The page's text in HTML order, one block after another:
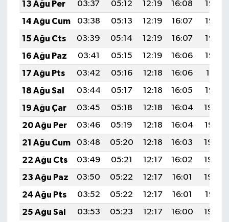
13 Ağu Per
03:37 05:12 12:19 16:08
19:16
14 Ağu Cum
03:38 05:13 12:19 16:07
19:15
15 Ağu Cts
03:39 05:14 12:19 16:07
19:14
16 Ağu Paz
03:41 05:15 12:19 16:06
19:12
17 Ağu Pts
03:42 05:16 12:18 16:06
19:11
18 Ağu Sal
03:44 05:17 12:18 16:05
19:10
19 Ağu Çar
03:45 05:18 12:18 16:04
19:08
20 Ağu Per
03:46 05:19 12:18 16:04
19:07
21 Ağu Cum
03:48 05:20 12:18 16:03
19:06
22 Ağu Cts
03:49 05:21 12:17 16:02
19:04
23 Ağu Paz
03:50 05:22 12:17 16:01
19:03
24 Ağu Pts
03:52 05:22 12:17 16:01
19:01
25 Ağu Sal
03:53 05:23 12:17 16:00 19:00